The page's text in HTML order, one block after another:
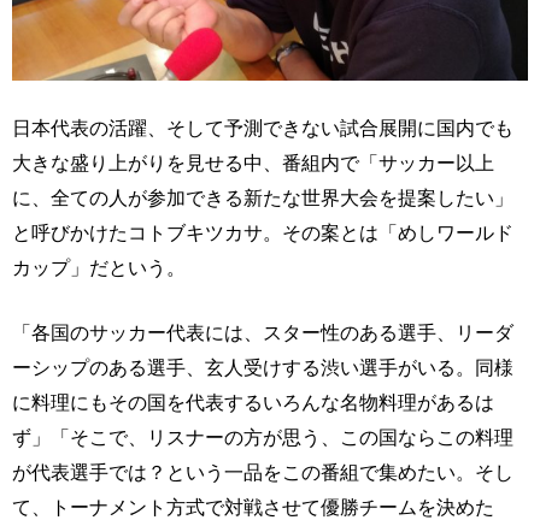
日本代表の活躍、そして予測できない試合展開に国内でも
大きな盛り上がりを見せる中、番組内で「サッカー以上
に、全ての人が参加できる新たな世界大会を提案したい」
と呼びかけたコトブキツカサ。その案とは「めしワールド
カップ」だという。
「各国のサッカー代表には、スター性のある選手、リーダ
ーシップのある選手、玄人受けする渋い選手がいる。同様
に料理にもその国を代表するいろんな名物料理があるは
ず」「そこで、リスナーの方が思う、この国ならこの料理
が代表選手では？という一品をこの番組で集めたい。そし
て、トーナメント方式で対戦させて優勝チームを決めた